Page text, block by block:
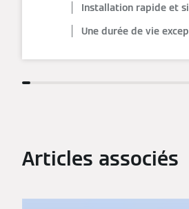
Installation rapide et
Une durée de vie
Articles associés